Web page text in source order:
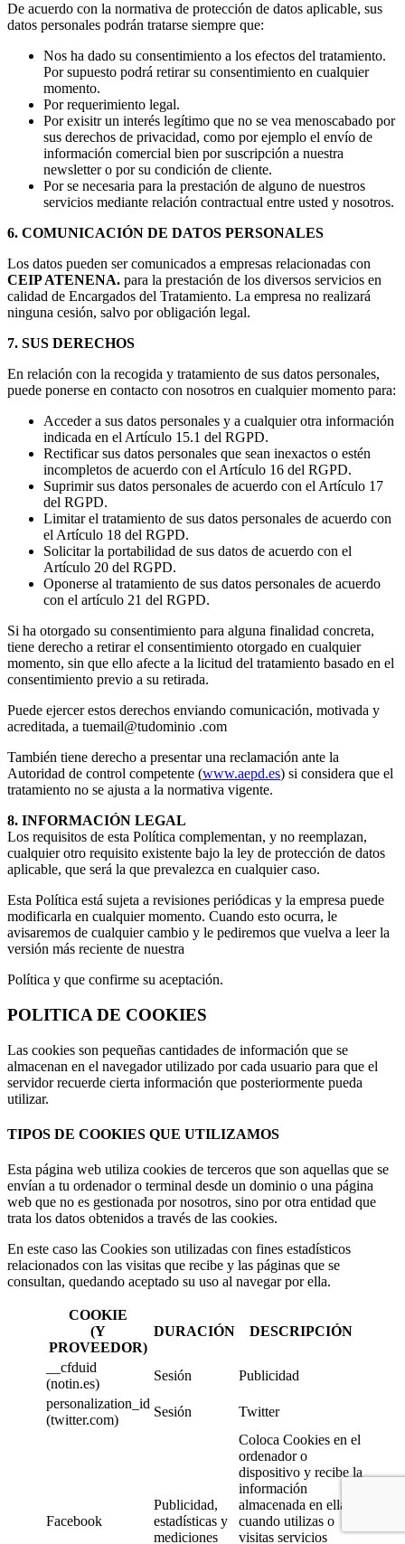
De acuerdo con la normativa de protección de datos aplicable, sus
datos personales podrán tratarse siempre que:
Nos ha dado su consentimiento a los efectos del tratamiento.
Por supuesto podrá retirar su consentimiento en cualquier
momento.
Por requerimiento legal.
Por exisitr un interés legítimo que no se vea menoscabado por
sus derechos de privacidad, como por ejemplo el envío de
información comercial bien por suscripción a nuestra
newsletter o por su condición de cliente.
Por se necesaria para la prestación de alguno de nuestros
servicios mediante relación contractual entre usted y nosotros.
6. COMUNICACIÓN DE DATOS PERSONALES
Los datos pueden ser comunicados a empresas relacionadas con
CEIP ATENENA. para la prestación de los diversos servicios en
calidad de Encargados del Tratamiento. La empresa no realizará
ninguna cesión, salvo por obligación legal.
7. SUS DERECHOS
En relación con la recogida y tratamiento de sus datos personales,
puede ponerse en contacto con nosotros en cualquier momento para:
Acceder a sus datos personales y a cualquier otra información
indicada en el Artículo 15.1 del RGPD.
Rectificar sus datos personales que sean inexactos o estén
incompletos de acuerdo con el Artículo 16 del RGPD.
Suprimir sus datos personales de acuerdo con el Artículo 17
del RGPD.
Limitar el tratamiento de sus datos personales de acuerdo con
el Artículo 18 del RGPD.
Solicitar la portabilidad de sus datos de acuerdo con el
Artículo 20 del RGPD.
Oponerse al tratamiento de sus datos personales de acuerdo
con el artículo 21 del RGPD.
Si ha otorgado su consentimiento para alguna finalidad concreta,
tiene derecho a retirar el consentimiento otorgado en cualquier
momento, sin que ello afecte a la licitud del tratamiento basado en el
consentimiento previo a su retirada.
Puede ejercer estos derechos enviando comunicación, motivada y
acreditada, a tuemail@tudominio .com
También tiene derecho a presentar una reclamación ante la
Autoridad de control competente (www.aepd.es) si considera que el
tratamiento no se ajusta a la normativa vigente.
8. INFORMACIÓN LEGAL
Los requisitos de esta Política complementan, y no reemplazan,
cualquier otro requisito existente bajo la ley de protección de datos
aplicable, que será la que prevalezca en cualquier caso.
Esta Política está sujeta a revisiones periódicas y la empresa puede
modificarla en cualquier momento. Cuando esto ocurra, le
avisaremos de cualquier cambio y le pediremos que vuelva a leer la
versión más reciente de nuestra
Política y que confirme su aceptación.
POLITICA DE COOKIES
Las cookies son pequeñas cantidades de información que se
almacenan en el navegador utilizado por cada usuario para que el
servidor recuerde cierta información que posteriormente pueda
utilizar.
TIPOS DE COOKIES QUE UTILIZAMOS
Esta página web utiliza cookies de terceros que son aquellas que se
envían a tu ordenador o terminal desde un dominio o una página
web que no es gestionada por nosotros, sino por otra entidad que
trata los datos obtenidos a través de las cookies.
En este caso las Cookies son utilizadas con fines estadísticos
relacionados con las visitas que recibe y las páginas que se
consultan, quedando aceptado su uso al navegar por ella.
COOKIE
(Y
PROVEEDOR)
DURACIÓN DESCRIPCIÓN
__cfduid
(notin.es)
Sesión
Publicidad
personalization_id
(twitter.com)
Sesión Twitter
Facebook
Publicidad,
estadísticas y
mediciones
Coloca Cookies en el
ordenador o
dispositivo y recibe la
información
almacenada en ellas
cuando utilizas o
visitas servicios